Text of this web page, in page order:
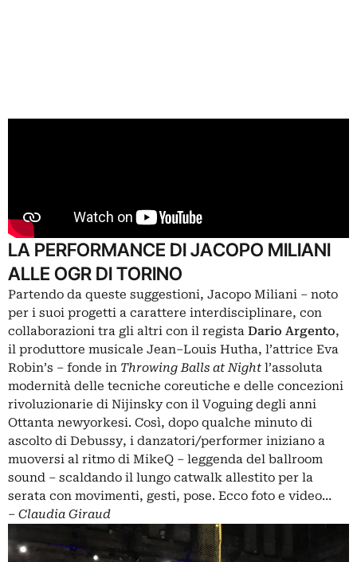
LA PERFORMANCE DI JACOPO MILIANI
ALLE OGR DI TORINO
Partendo da queste suggestioni, Jacopo Miliani – noto
per i suoi progetti a carattere interdisciplinare, con
collaborazioni tra gli altri con il regista Dario Argento,
il produttore musicale Jean–Louis Hutha, l’attrice Eva
Robin’s – fonde in Throwing Balls at Night l’assoluta
modernità delle tecniche coreutiche e delle concezioni
rivoluzionarie di Nijinsky con il Voguingdegli anni
Ottanta newyorkesi. Così, dopo qualche minuto di
ascolto di Debussy, i danzatori/performer iniziano a
muoversi al ritmo di MikeQ – leggenda del ballroom
sound – scaldando il lungo catwalk allestito per la
serata con movimenti, gesti, pose. Ecco foto e video…
– Claudia Giraud